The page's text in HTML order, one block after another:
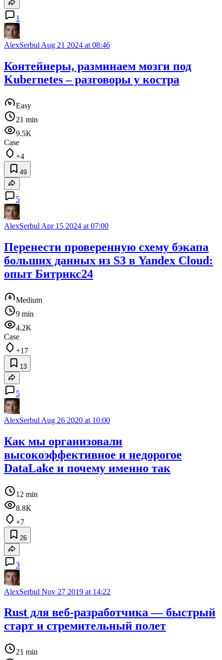
1
AlexSerbul Aug 21 2024 at 08:46
Контейнеры, разминаем мозги под
Kubernetes – разговоры у костра
Easy
21 min
9.5K
Case
+4
49
5
AlexSerbul Apr 15 2024 at 07:00
Перенести проверенную схему бэкапа
больших данных из S3 в Yandex Cloud:
опыт Битрикс24
Medium
9 min
4.2K
Case
+17
13
5
AlexSerbul Aug 26 2020 at 10:00
Как мы организовали
высокоэффективное и недорогое
DataLake и почему именно так
12 min
8.8K
+7
26
3
AlexSerbul Nov 27 2019 at 14:22
Rust для веб-разработчика — быстрый
старт и стремительный полет
21 min